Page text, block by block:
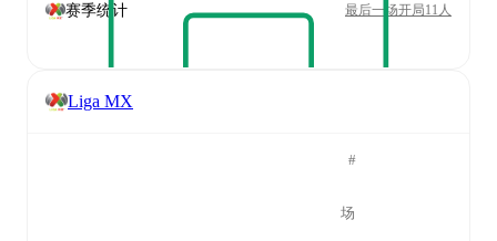
赛季统计 最后一场开局11人
Liga MX
#
场